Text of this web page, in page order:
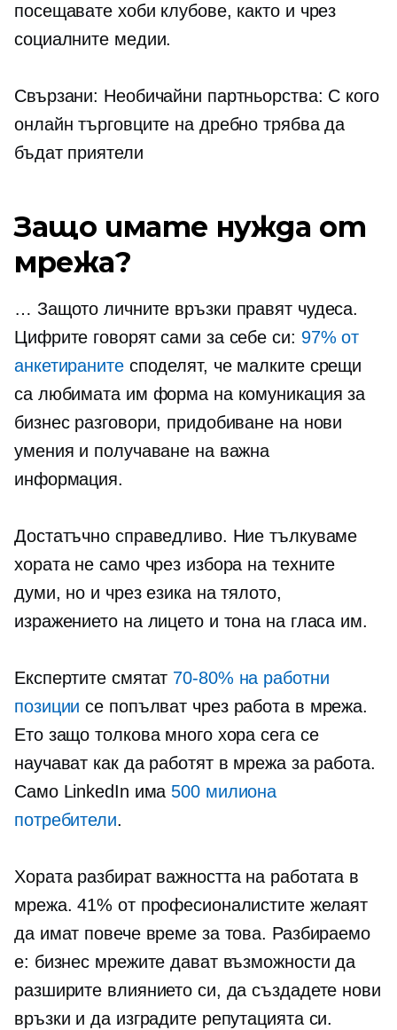
посещавате хоби клубове, както и чрез
социалните медии.
Свързани: Необичайни партньорства: С кого
онлайн търговците на дребно трябва да
бъдат приятели
Защо имате нужда от
мрежа?
… Защото личните връзки правят чудеса.
Цифрите говорят сами за себе си: 97% от
анкетиранитесподелят, че малките срещи
са любимата им форма на комуникация за
бизнес разговори, придобиване на нови
умения и получаване на важна
информация.
Достатъчно справедливо. Ние тълкуваме
хората не само чрез избора на техните
думи, но и чрез езика на тялото,
изражението на лицето и тона на гласа им.
Експертите смятат 70-80% на работни
позиции се попълват чрез работа в мрежа.
Ето защо толкова много хора сега се
научават как да работят в мрежа за работа.
Само LinkedIn има 500 милиона
потребители.
Хората разбират важността на работата в
мрежа. 41% от професионалистите желаят
да имат повече време за това. Разбираемо
е: бизнес мрежите дават възможности да
разширите влиянието си, да създадете нови
връзки и да изградите репутацията си.